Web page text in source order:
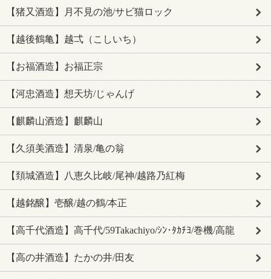
【猪又酒造】月不見の池/サビ猫ロック
【越後鶴亀】越弌（こしいち）
【お福酒造】お福正宗
【河忠酒造】想天坊/じゃんげ
【麒麟山酒造】麒麟山
【久須美酒造】清泉/亀の翁
【頚城酒造】八恵久比岐/尾神/越路乃紅梅
【越銘醸】壱醸/越の鶴/本正
【高千代酒造】高千代/59Takachiyo/ｼﾝ･ﾀｶﾁﾖ/巻機/高龍
【高の井酒造】たかの井/田友